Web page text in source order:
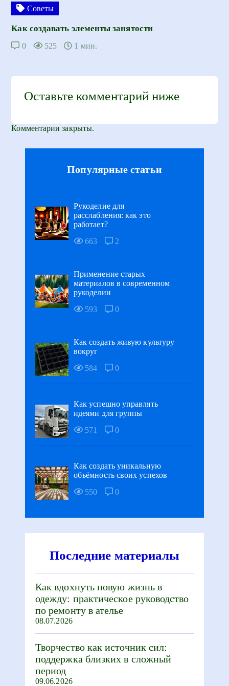
Советы
Как создавать элементы занятости
0 525 1 мин.
Оставьте комментарий ниже
Комментарии закрыты.
Популярные статьи
Рукоделие для
расслабления: как это
работает?
663
2
Применение старых
материалов в современном
рукоделии
593
0
Как создать живую культуру
вокруг
584
0
Как успешно управлять
идеями для группы
571
0
Как создать уникальную
объёмность своих успехов
550
0
Последние материалы
Как вдохнуть новую жизнь в
одежду: практическое руководство
по ремонту в ателье
08.07.2026
Творчество как источник сил:
поддержка близких в сложный
период
09.06.2026